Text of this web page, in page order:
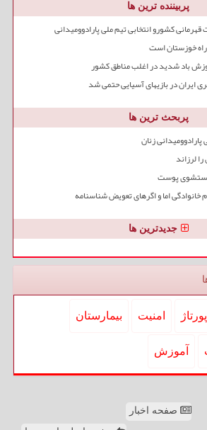
پربیننده ترین ها
کشورو انتخابی تیم ملی پارادوومیدانی
خوزستان است
وزش باد شدید در اغلب مناطق کشور
ایران در بازیهای آسیایی حتمی شد
پربحث ترین ها
زنان
پوست
خانوادگی اما و اگرهای تعویض شناسنامه
جدیدترین ها
امنیت بیمارستان
آموزش
صفحه اخبار